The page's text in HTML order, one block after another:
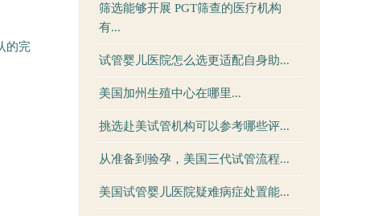
的完
筛选能够开展 PGT筛查的医疗机构
有...
试管婴儿医院怎么选更适配自身助...
美国加州生殖中心在哪里...
挑选赴美试管机构可以参考哪些评...
从准备到验孕，美国三代试管流程...
美国试管婴儿医院疑难病症处置能...